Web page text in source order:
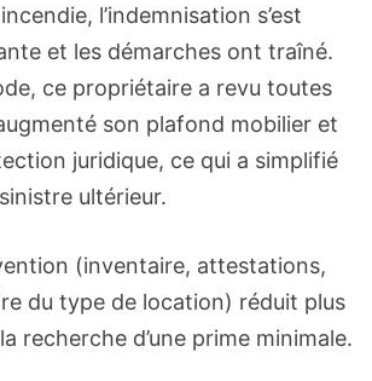
l’indemnisation s’est
et les démarches ont traîné.
ce propriétaire a revu toutes
son plafond mobilier et
juridique, ce qui a simplifié
ultérieur.
(inventaire, attestations,
du type de location) réduit plus
recherche d’une prime minimale.